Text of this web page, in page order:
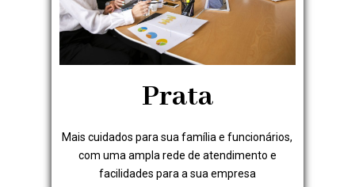
Prata
Mais cuidados para sua família e funcionários,
com uma ampla rede de atendimento e
facilidades para a sua empresa